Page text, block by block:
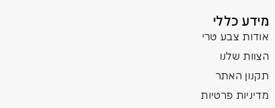
מידע כללי
אודות צבע טרי
הצוות שלנו
תקנון האתר
מדיניות פרטיות